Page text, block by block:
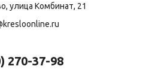
улица Комбинат, 21
270-37-98